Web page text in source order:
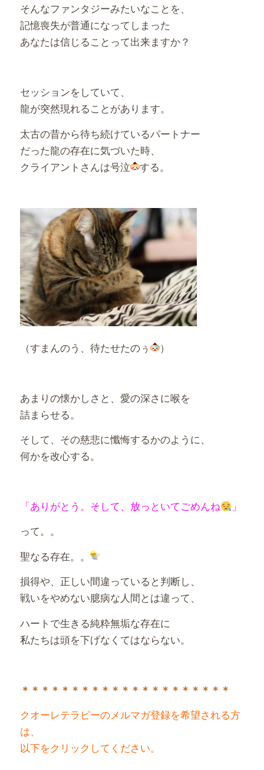
そんなファンタジーみたいなことを、
記憶喪失が普通になってしまった
あなたは信じることって出来ますか？
セッションをしていて、
龍が突然現れることがあります。
太古の昔から待ち続けているパートナー
だった龍の存在に気づいた時、
クライアントさんは号泣
する。
（すまんのう、待たせたのぅ ）
あまりの懐かしさと、愛の深さに喉を
詰まらせる。
そして、その慈悲に懺悔するかのように、
何かを改心する。
「ありがとう。そして、放っといてごめんね
」
って。。
聖なる存在。。
損得や、正しい間違っていると判断し、
戦いをやめない臆病な人間とは違って、
ハートで生きる純粋無垢な存在に
私たちは頭を下げなくてはならない。
＊＊＊＊＊＊＊＊＊＊＊＊＊＊＊＊＊＊＊＊＊
クオーレテラピーのメルマガ登録を希望される方
は、
以下をクリックしてください。